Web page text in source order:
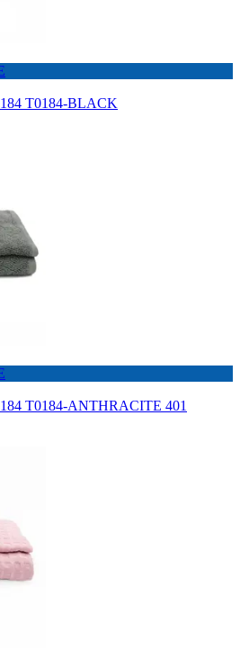
T0184-BLACK
T0184-ANTHRACITE 401